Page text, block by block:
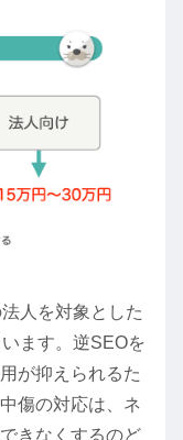
人を対象とした
ます。逆SEOを
が抑えられるた
傷の対応は、ネ
きなくするのど